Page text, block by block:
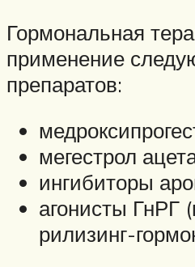
Гормональная
применение
препаратов:
мегестрол
ингибиторы
агонисты ГнРГ
рилизинг-